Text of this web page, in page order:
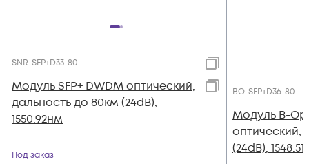
SNR-SFP+D33-80
Модуль SFP+ DWDM оптический,
дальность до 80км (24dB),
1550.92нм
Под заказ
BO-SFP+D36-80
Модуль B-
оптический,
(24dB),